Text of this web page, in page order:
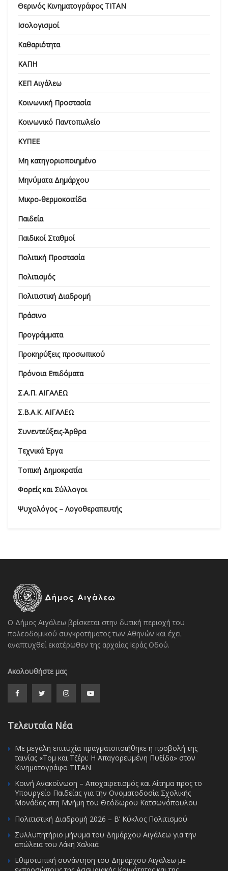
Θερινός Κινηματογράφος ΤΙΤΑΝ
Ισολογισμοί
Καθαριότητα
ΚΑΠΗ
ΚΕΠ Αιγάλεω
Κοινωνική Προστασία
Κοινωνικό Παντοπωλείο
ΚΥΠΕΕ
Μη κατηγοριοποιημένο
Μηνύματα Δημάρχου
Μικρο-θερμοκοιτίδα
Παιδεία
Παιδικοί Σταθμοί
Πολιτική Προστασία
Πολιτισμός
Πολιτιστική Διαδρομή
Πράσινο
Προγράμματα
Προκηρύξεις προσωπικού
Πρόνοια Επιδόματα
Σ.Α.Π. ΑΙΓΑΛΕΩ
Σ.Β.Α.Κ. ΑΙΓΑΛΕΩ
Συνεντεύξεις-Άρθρα
Τεχνικά Έργα
Τοπική Δημοκρατία
Φορείς και Σύλλογοι
Ψυχολόγος – Λογοθεραπευτής
Ο Δήμος Αιγάλεω βρίσκεται στην δυτική περιοχή του
πολεοδομικού συγκροτήματος των Αθηνών και έχει
αναπτυχθεί εκατέρωθεν της αρχαίας Ιεράς Οδού.
Ακολουθήστε μας
Τελευταία Νέα
Με μεγάλη επιτυχία πραγματοποιήθηκε η προβολή της
ταινίας «Τομ και Τζέρι: Η Απαγορευμένη Πυξίδα» στον
Κινηματογράφο ΤΙΤΑΝ
Κοινή Ανακοίνωση – Αποχαιρετισμός και Αίτημα προς το
Υπουργείο Παιδείας για την Ονοματοδοσία Σχολικής
Μονάδας στη Μνήμη του Θεόδωρου Κατσωνόπουλου
Πολιτιστική Διαδρομή 2026 – Β’ Κύκλος Πολιτισμού
Συλλυπητήριο μήνυμα του Δημάρχου Αιγάλεω για την
απώλεια του Λάκη Χαλκιά
Εθιμοτυπική συνάντηση του Δημάρχου Αιγάλεω με